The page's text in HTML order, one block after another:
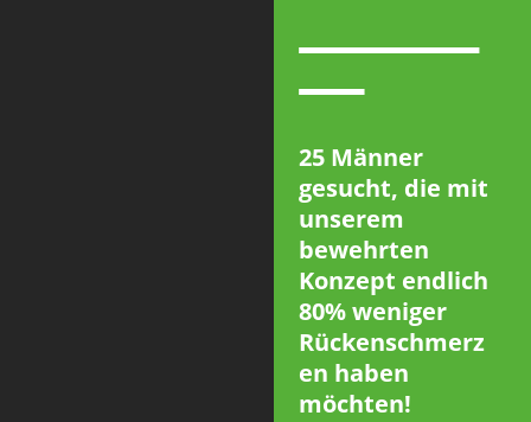
25 Männer
gesucht, die mit
unserem
bewehrten
Konzept endlich
80% weniger
Rückenschmerz
en haben
möchten!